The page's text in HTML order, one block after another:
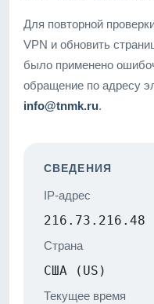
Для повторной
VPN и обновить
было применено
обращение по адресу
info@tnmk.ru.
СВЕДЕНИЯ
IP-адрес
216.73.216.48
Страна
США (US)
Текущее время